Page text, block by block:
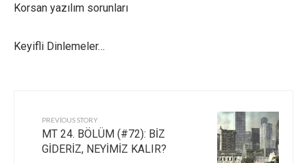
Korsan yazılım sorunları
Keyifli Dinlemeler…
PREVIOUS STORY
MT 24. BÖLÜM (#72): BİZ
GİDERİZ, NEYİMİZ KALIR?